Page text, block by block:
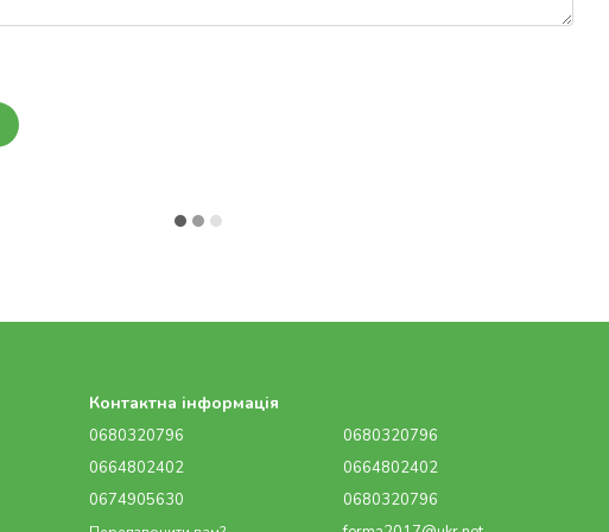
Контактна інформація
0680320796
0664802402
0674905630
0680320796
0664802402
0680320796